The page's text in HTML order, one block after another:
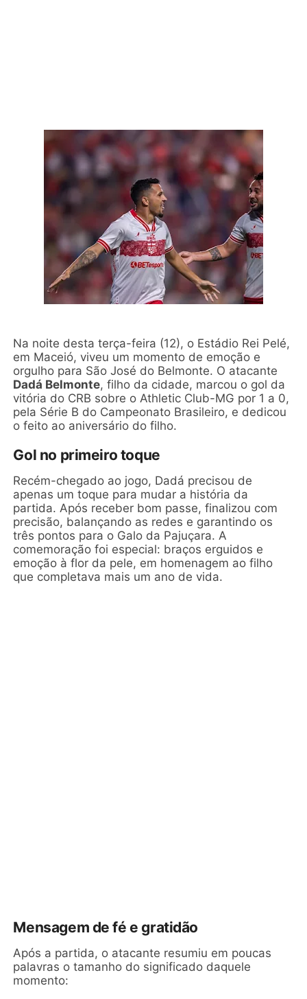
Na noite desta terça-feira (12), o Estádio Rei Pelé,
em Maceió, viveu um momento de emoção e
orgulho para São José do Belmonte. O atacante
Dadá Belmonte, filho da cidade, marcou o gol da
vitória do CRB sobre o Athletic Club-MG por 1 a 0,
pela Série B do Campeonato Brasileiro, e dedicou
o feito ao aniversário do filho.
Gol no primeiro toque
Recém-chegado ao jogo, Dadá precisou de
apenas um toque para mudar a história da
partida. Após receber bom passe, finalizou com
precisão, balançando as redes e garantindo os
três pontos para o Galo da Pajuçara. A
comemoração foi especial: braços erguidos e
emoção à flor da pele, em homenagem ao filho
que completava mais um ano de vida.
Mensagem de fé e gratidão
Após a partida, o atacante resumiu em poucas
palavras o tamanho do significado daquele
momento: